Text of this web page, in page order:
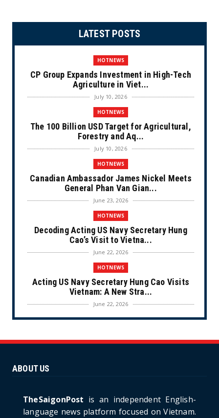
LATEST POSTS
HOTNEWS
CP Group Expands Investment in High-Tech
Agriculture in Viet...
July 10, 2026
HOTNEWS
The 100 Billion USD Target for Agricultural,
Forestry and Aq...
July 10, 2026
HOTNEWS
Canadian Ambassador James Nickel Meets
General Phan Van Gian...
June 23, 2026
HOTNEWS
Decoding Acting US Navy Secretary Hung
Cao’s Visit to Vietna...
June 22, 2026
HOTNEWS
Acting US Navy Secretary Hung Cao Visits
Vietnam: A New Stra...
June 22, 2026
CULTURE
Ninh Bride Re-enacts...
Project: An Analysi...
June 21, 2026
ABOUT US
TheSaigonPost is an independent English-
language news platform focused on Vietnam.